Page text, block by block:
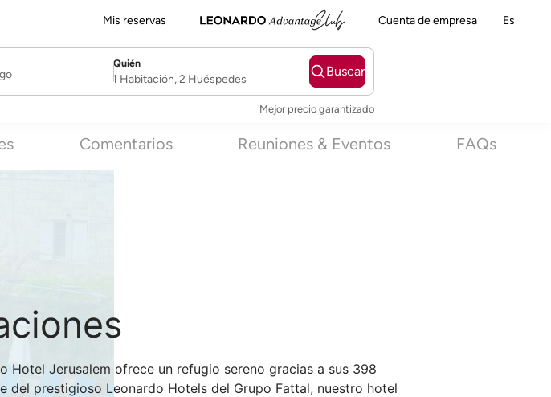
Mis reservas Cuenta de empresa Es
Quién
Username
1 Habitación, 2 Huéspedes
Buscar
Mejor precio garantizado
Comentarios Reuniones & Eventos FAQs
Hotel Jerusalem ofrece un refugio sereno gracias a sus 398
del prestigioso Leonardo Hotels del Grupo Fattal, nuestro hotel